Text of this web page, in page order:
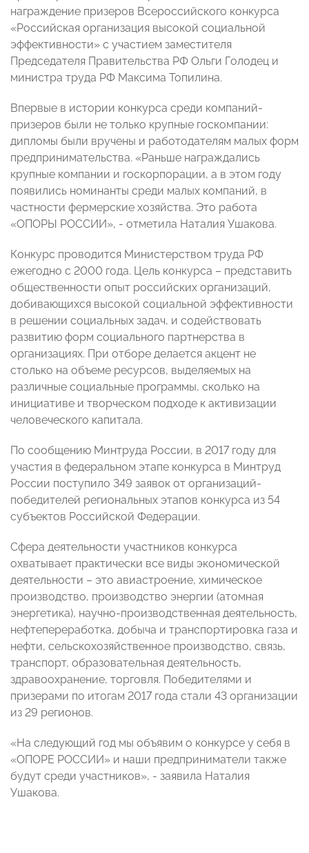
награждение призеров Всероссийского конкурса
«Российская организация высокой социальной
эффективности» с участием заместителя
Председателя Правительства РФ Ольги Голодец и
министра труда РФ Максима Топилина.
Впервые в истории конкурса среди компаний-
призеров были не только крупные госкомпании:
дипломы были вручены и работодателям малых форм
предпринимательства. «Раньше награждались
крупные компании и госкорпорации, а в этом году
появились номинанты среди малых компаний, в
частности фермерские хозяйства. Это работа
«ОПОРЫ РОССИИ», - отметила Наталия Ушакова.
Конкурс проводится Министерством труда РФ
ежегодно с 2000 года. Цель конкурса – представить
общественности опыт российских организаций,
добивающихся высокой социальной эффективности
в решении социальных задач, и содействовать
развитию форм социального партнерства в
организациях. При отборе делается акцент не
столько на объеме ресурсов, выделяемых на
различные социальные программы, сколько на
инициативе и творческом подходе к активизации
человеческого капитала.
По сообщению Минтруда России, в 2017 году для
участия в федеральном этапе конкурса в Минтруд
России поступило 349 заявок от организаций-
победителей региональных этапов конкурса из 54
субъектов Российской Федерации.
Сфера деятельности участников конкурса
охватывает практически все виды экономической
деятельности – это авиастроение, химическое
производство, производство энергии (атомная
энергетика), научно-производственная деятельность,
нефтепереработка, добыча и транспортировка газа и
нефти, сельскохозяйственное производство, связь,
транспорт, образовательная деятельность,
здравоохранение, торговля. Победителями и
призерами по итогам 2017 года стали 43 организации
из 29 регионов.
«На следующий год мы объявим о конкурсе у себя в
«ОПОРЕ РОССИИ» и наши предприниматели также
будут среди участников», - заявила Наталия
Ушакова.